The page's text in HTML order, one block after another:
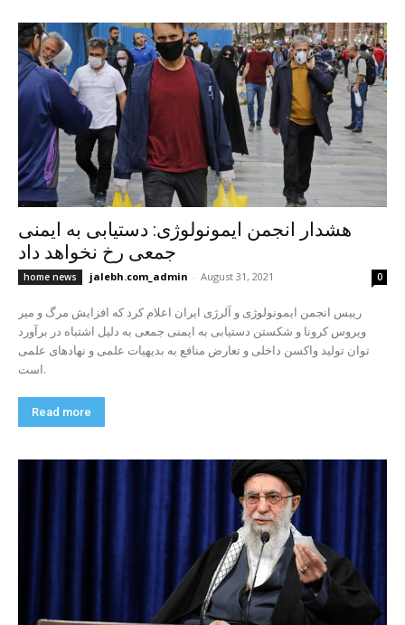
هشدار انجمن ایمونولوژی: دستیابی به ایمنی
جمعی رخ نخواهد داد
home news jalebh.com_admin - August 31, 2021 0
رییس انجمن ایمونولوژی و آلرژی ایران اعلام کرد که افزایش مرگ و میر
ویروس کرونا و شكستن دستیابی به ایمنی جمعی به دلیل اشتباه در برآورد
توان تولید واکسن داخلی و تعارض منافع به بدیهیات علمی و نهادهای علمی
است.
Read more